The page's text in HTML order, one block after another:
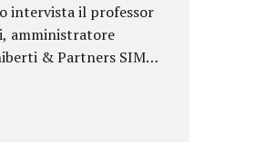
intervista il professor
amministratore
& Partners SIM